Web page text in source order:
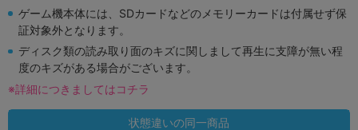
ゲーム機本体には、SDカードなどのメモリーカードは付属せず保
証対象外となります。
ディスク類の読み取り面のキズに関しまして再生に支障が無い程
度のキズがある場合がございます。
※詳細につきましてはコチラ
状態違いの同一商品